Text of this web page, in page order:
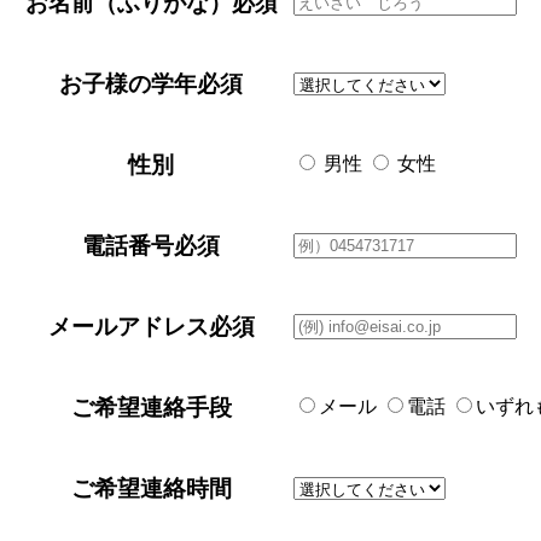
お子様の学年必須
性別 男性 女性
電話番号必須
メールアドレス必須
ご希望連絡手段 メール 電話 いずれ
ご希望連絡時間